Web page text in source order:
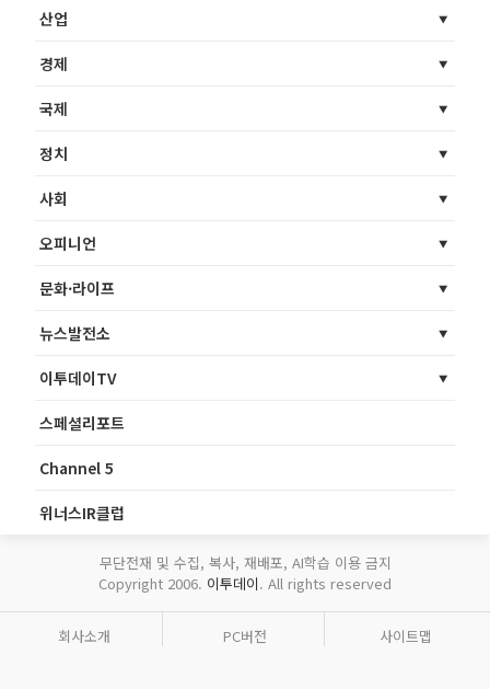
산업
경제
국제
정치
사회
오피니언
문화·라이프
뉴스발전소
이투데이TV
스페셜리포트
Channel 5
위너스IR클럽
무단전재 및 수집, 복사, 재배포, AI학습 이용 금지
Copyright 2006. 이투데이. All rights reserved
회사소개 PC버전 사이트맵